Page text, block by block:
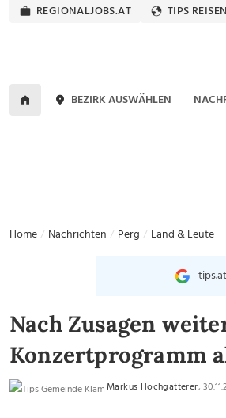
REGIONALJOBS.AT TIPS REISEN
BEZIRK AUSWÄHLEN
Home Nachrichten Perg Land & Leute
Nach Zusagen
Konzertprogramm
Markus Hochgatterer,